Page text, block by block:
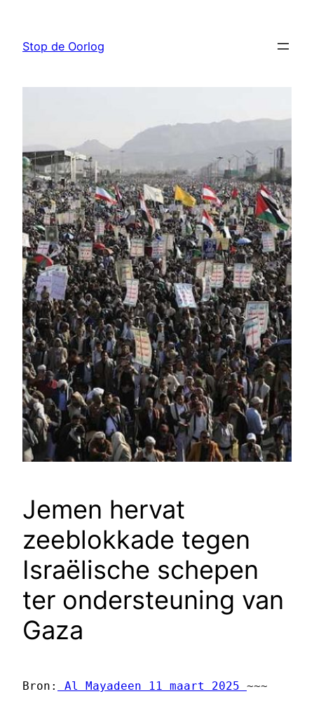
Stop de Oorlog
Jemen hervat
zeeblokkade tegen
Israëlische schepen
ter ondersteuning van
Gaza
Bron: Al Mayadeen 11 maart 2025 ~~~